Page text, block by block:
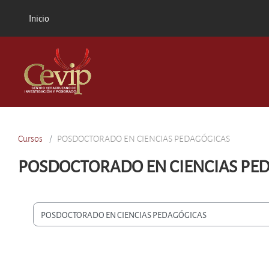
Inicio
Cursos POSDOCTORADO EN CIENCIAS PEDAGÓGICAS
POSDOCTORADO EN CIENCIAS
Categorías